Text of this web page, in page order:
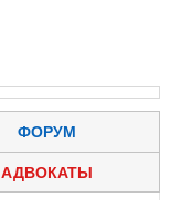
ФОРУМ
АДВОКАТЫ